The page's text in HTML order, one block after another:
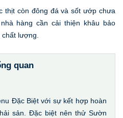
thịt còn đông đá và sốt ướp chưa
hàng cần cải thiện khâu bảo
chất lượng.
quan
Đặc Biệt với sự kết hợp hoàn
sản. Đặc biệt nên thử Sườn